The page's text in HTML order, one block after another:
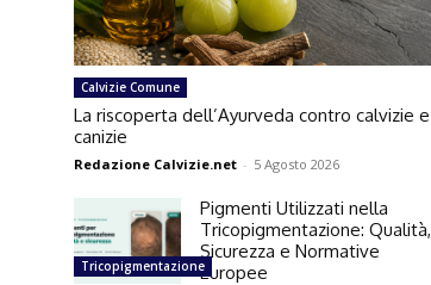
Calvizie Comune
La riscoperta dell’Ayurveda contro calvizie e
canizie
Redazione Calvizie.net - 5 Agosto 2026
Tricopigmentazione
Pigmenti Utilizzati nella
Tricopigmentazione: Qualità,
Sicurezza e Normative
Europee